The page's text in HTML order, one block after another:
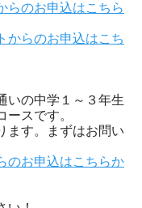
のお申込はこちら
らのお申込はこち
いの中学１～３年生
スです。
ます。まずはお問い
お申込はこちらか